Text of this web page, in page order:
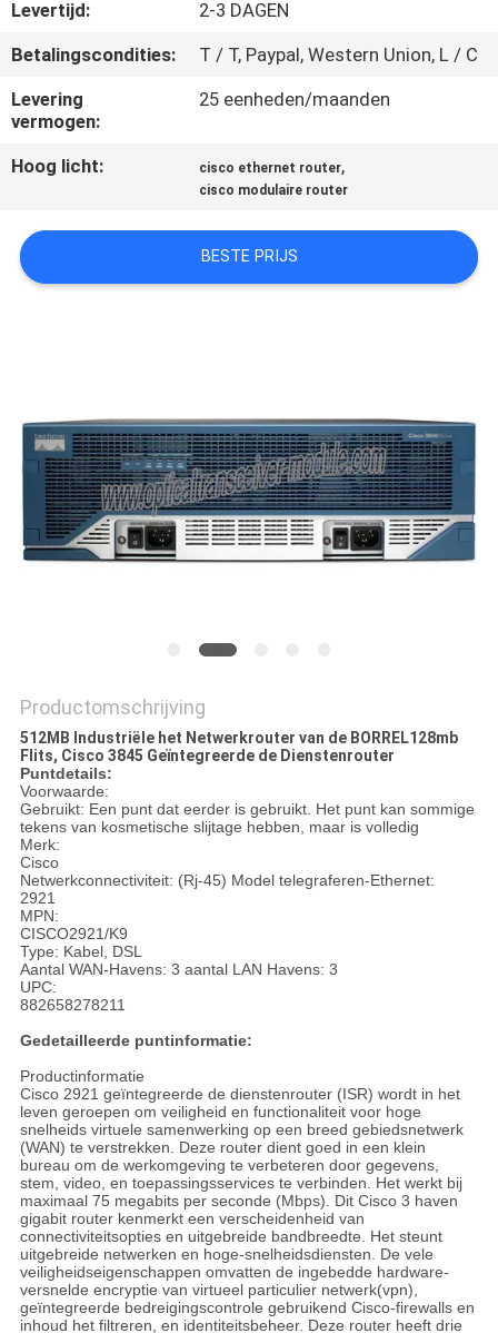
OP
NIEUWS
SITEMAP
Levertijd:
2-3 DAGEN
Betalingscondities:
T / T, Paypal, Western Union, L / C
Levering
vermogen:
25 eenheden/maanden
Hoog licht: cisco ethernet router,
cisco modulaire router
BESTE PRIJS
Productomschrijving
512MB Industriële het Netwerkrouter van de BORREL128mb
Flits, Cisco 3845 Geïntegreerde de Dienstenrouter
Puntdetails:
Voorwaarde:
Gebruikt: Een punt dat eerder is gebruikt. Het punt kan sommige
tekens van kosmetische slijtage hebben, maar is volledig
Merk:
Cisco
Netwerkconnectiviteit: (Rj-45) Model telegraferen-Ethernet:
2921
MPN:
CISCO2921/K9
Type: Kabel, DSL
Aantal WAN-Havens: 3 aantal LAN Havens: 3
UPC:
882658278211
Gedetailleerde puntinformatie:
Productinformatie
Cisco 2921 geïntegreerde de dienstenrouter (ISR) wordt in het
leven geroepen om veiligheid en functionaliteit voor hoge
snelheids virtuele samenwerking op een breed gebiedsnetwerk
(WAN) te verstrekken. Deze router dient goed in een klein
bureau om de werkomgeving te verbeteren door gegevens,
stem, video, en toepassingsservices te verbinden. Het werkt bij
maximaal 75 megabits per seconde (Mbps). Dit Cisco 3 haven
gigabit router kenmerkt een verscheidenheid van
connectiviteitsopties en uitgebreide bandbreedte. Het steunt
uitgebreide netwerken en hoge-snelheidsdiensten. De vele
veiligheidseigenschappen omvatten de ingebedde hardware-
versnelde encryptie van virtueel particulier netwerk(vpn),
geïntegreerde bedreigingscontrole gebruikend Cisco-firewalls en
inhoud het filtreren, en identiteitsbeheer. Deze router heeft drie